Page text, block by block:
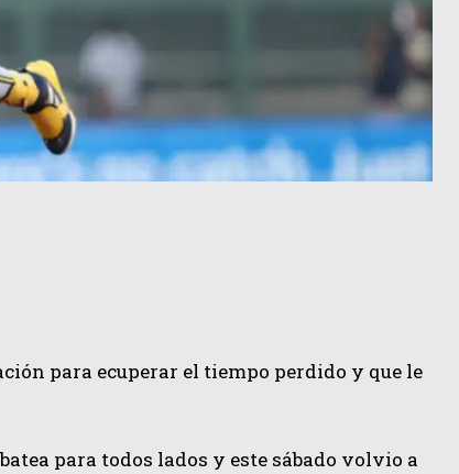
para ecuperar el tiempo perdido y que le
para todos lados y este sábado volvio a